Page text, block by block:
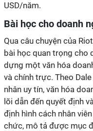
USD/năm.
Bài học cho doanh
Qua câu chuyện của
bài học quan trọng cho
dựng một văn hóa
và chính trực. Theo
nhân uy tín, văn hóa
lõi dẫn đến quyết định
định hình cách nhân
chức, mô tả được mục